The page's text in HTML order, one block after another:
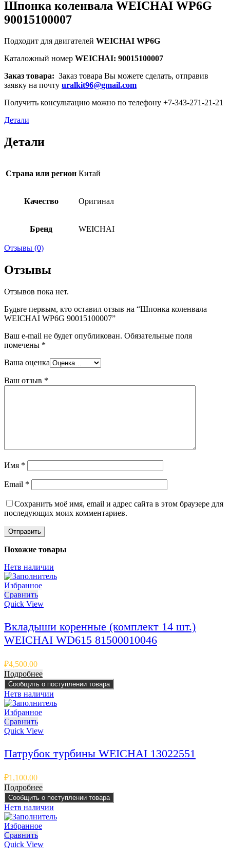
Шпонка коленвала WEICHAI WP6G
90015100007
Подходит для двигателей WEICHAI WP6G
Каталожный номер WEICHAI: 90015100007
Заказ товара: Заказ товара Вы можете сделать, отправив
заявку на почту uralkit96@gmail.com
Получить консультацию можно по телефону +7-343-271-21-21
Детали
Детали
Страна или регион Китай
Качество Оригинал
Бренд WEICHAI
Отзывы (0)
Отзывы
Отзывов пока нет.
Будьте первым, кто оставил отзыв на “Шпонка коленвала
WEICHAI WP6G 90015100007”
Ваш e-mail не будет опубликован. Обязательные поля
помечены *
Ваша оценка
Ваш отзыв *
Имя *
Email *
Сохранить моё имя, email и адрес сайта в этом браузере для
последующих моих комментариев.
Похожие товары
Нетв наличии
Избранное
Сравнить
Quick View
Вкладыши коренные (комплект 14 шт.)
WEICHAI WD615 81500010046
₽4,500.00
Подробнее
Сообщить о поступлении товара
Нетв наличии
Избранное
Сравнить
Quick View
Патрубок турбины WEICHAI 13022551
₽1,100.00
Подробнее
Сообщить о поступлении товара
Нетв наличии
Избранное
Сравнить
Quick View